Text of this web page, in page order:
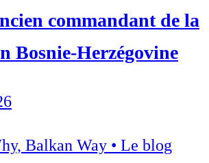
commandant de la
Bosnie-Herzégovine
Balkan Way • Le blog